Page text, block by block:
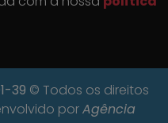
39 © Todos os direitos
porAgência